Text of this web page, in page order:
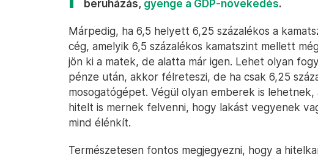
beruházás, gyenge a GDP-növekedés.
Márpedig, ha 6,5 helyett 6,25 százalékos a
cég, amelyik 6,5 százalékos kamatszint mellett
jön ki a matek, de alatta már igen. Lehet olyan
pénze után, akkor félreteszi, de ha csak 6,25
mosogatógépet. Végül olyan emberek is
hitelt is mernek felvenni, hogy lakást vegyenek
mind élénkít.
Természetesen fontos megjegyezni, hogy a